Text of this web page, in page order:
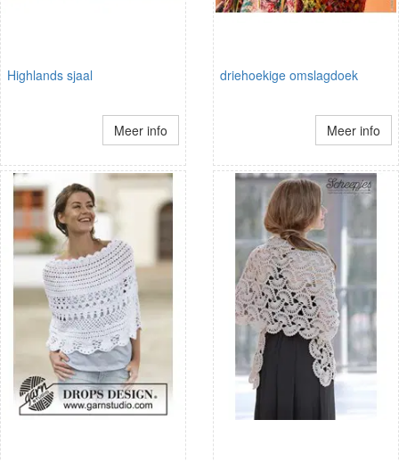
Highlands sjaal
Meer info
driehoekige omslagdoek
Meer info